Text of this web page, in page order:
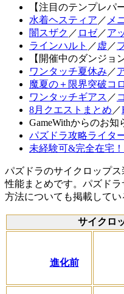
【注目のテンプレパ
水着ヘスティア ／ メ
闇スザク ／ ロゼ／ア
ラインハルト ／ 虚 ／
【開催中のダンジョ
ワンタッチ夏休み ／
魔夏の＋限界突破コ
ワンタッチギアス ／
8月クエストまとめ ／
GameWithからのお知
パズドラ攻略ライタ
未経験可&完全在宅
パズドラのサイクロップ
性能まとめです。パズド
方法についても掲載してい
サイクロ
進化前